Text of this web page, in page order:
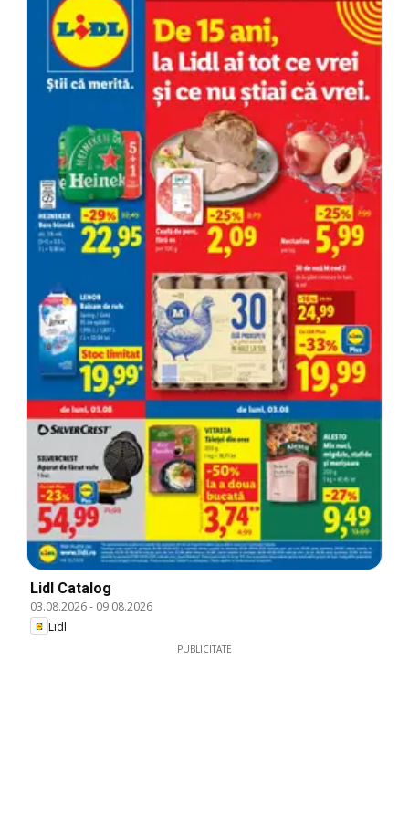
Lidl Catalog
03.08.2026- 09.08.2026
Lidl
PUBLICITATE